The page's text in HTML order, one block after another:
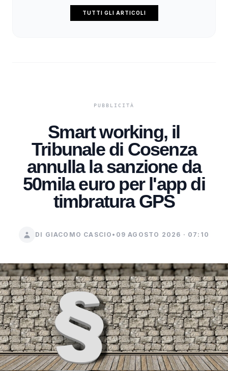
TUTTI GLI ARTICOLI
Smart working, il
Tribunale di Cosenza
annulla la sanzione da
50mila euro per l'app di
timbratura GPS
DI GIACOMO CASCIO • 09 AGOSTO 2026 · 07:10